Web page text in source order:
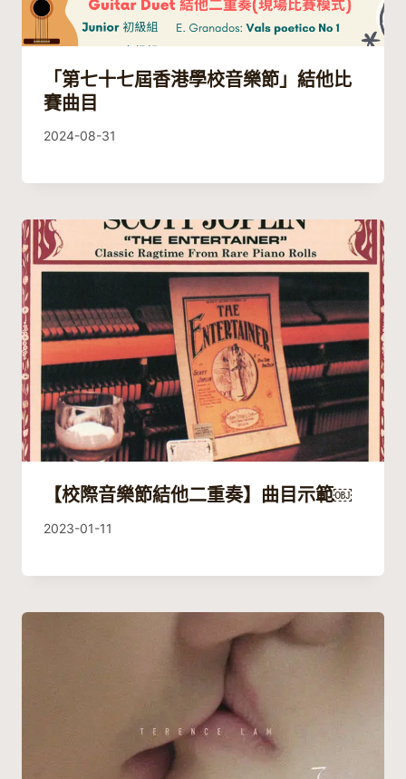
「第七十七屆香港學校音樂節」結他比
賽曲目
By
2024-08-31
【校際音樂節結他二重奏】曲目示範￼
By
2023-01-11